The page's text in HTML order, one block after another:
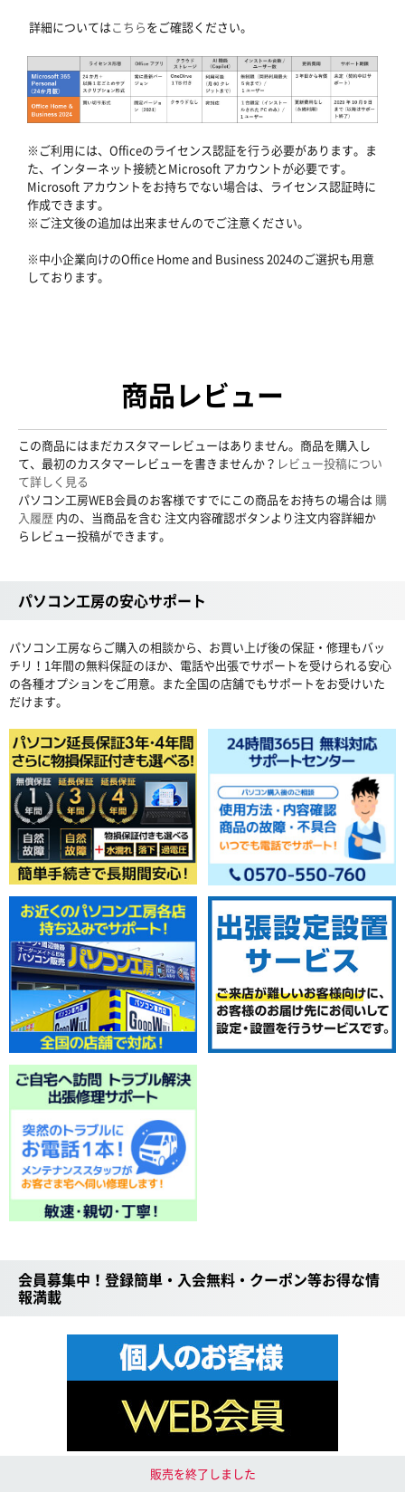
詳細についてはこちらをご確認ください。
※ご利用には、Officeのライセンス認証を行う必要があります。ま
た、インターネット接続とMicrosoft アカウントが必要です。
Microsoft アカウントをお持ちでない場合は、ライセンス認証時に
作成できます。
※ご注文後の追加は出来ませんのでご注意ください。
※中小企業向けのOffice Home and Business 2024のご選択も用意
しております。
商品レビュー
この商品にはまだカスタマーレビューはありません。商品を購入し
て、最初のカスタマーレビューを書きませんか？ レビュー投稿につい
て詳しく見る
パソコン工房WEB会員のお客様ですでにこの商品をお持ちの場合は 購
入履歴 内の、当商品を含む 注文内容確認ボタンより注文内容詳細か
らレビュー投稿ができます。
パソコン工房の安心サポート
パソコン工房ならご購入の相談から、お買い上げ後の保証・修理もバッ
チリ！1年間の無料保証のほか、電話や出張でサポートを受けられる安心
の各種オプションをご用意。また全国の店舗でもサポートをお受けいた
だけます。
会員募集中！登録簡単・入会無料・クーポン等お得な情
報満載
WEB会員限定 特価SALE！
販売を終了しました